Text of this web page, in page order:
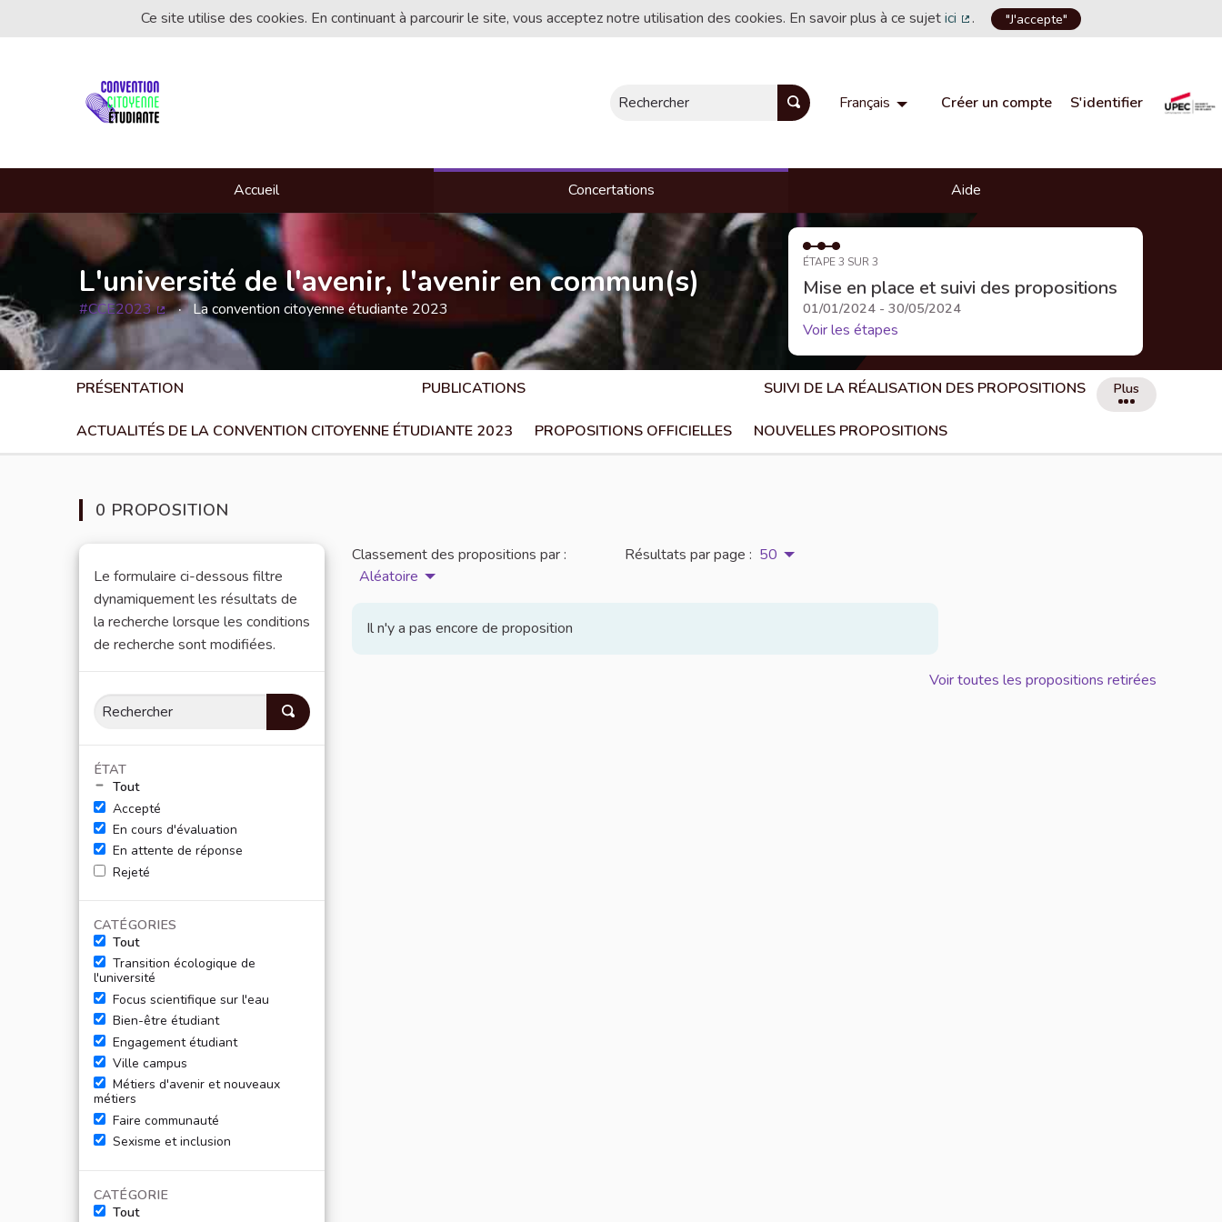
Ce site utilise des cookies. En continuant à parcourir le site, vous acceptez notre utilisation des cookies. En savoir plus à ce sujetici
(Lien externe)
. "J'accepte"
Rechercher Français Choisir la langueChoose language
Créer un compte S'identifier
Accueil Concertations Aide
L'université de l'avenir, l'avenir en commun(s)
#CCE2023
(Lien externe)
La convention citoyenne étudiante 2023
ÉTAPE 3 SUR 3
Mise en place et suivi des propositions
01/01/2024 - 30/05/2024
Voir les étapes
PRÉSENTATION PUBLICATIONS SUIVI DE LA RÉALISATION DES PROPOSITIONS
ACTUALITÉS DE LA CONVENTION CITOYENNE ÉTUDIANTE 2023 PROPOSITIONS OFFICIELLES NOUVELLES PROPOSITIONS
0 PROPOSITION
Le formulaire ci-dessous filtre
dynamiquement les résultats de
la recherche lorsque les conditions
de recherche sont modifiées.
ÉTAT
Tout
Accepté
En cours d'évaluation
En attente de réponse
Rejeté
CATÉGORIES
Tout
Transition écologique de
l'université
Focus scientifique sur l'eau
Bien-être étudiant
Engagement étudiant
Ville campus
Métiers d'avenir et nouveaux
métiers
Faire communauté
Sexisme et inclusion
CATÉGORIE
Tout
Classement des propositions par :
Aléatoire
Résultats par page : 50
Il n'y a pas encore de proposition
Voir toutes les propositions retirées